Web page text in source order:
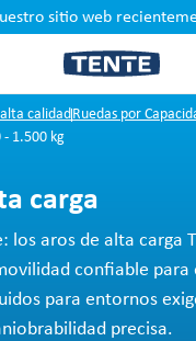
sitio web
calidadRuedas por
- 1.500 kg
carga
los aros de alta carga
confiable para
para entornos
precisa.